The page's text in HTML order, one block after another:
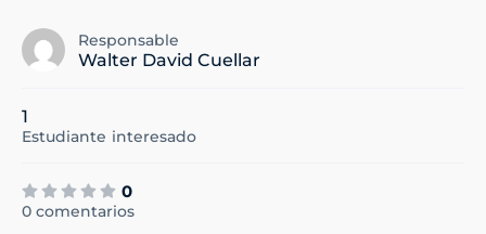
Responsable
Walter David Cuellar
1
Estudiante interesado
0
0 comentarios